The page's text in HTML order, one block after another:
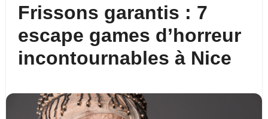
Frissons garantis : 7
escape games d’horreur
incontournables à Nice